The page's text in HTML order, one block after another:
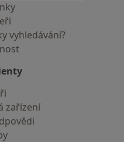
vyhledávání?
zařízení